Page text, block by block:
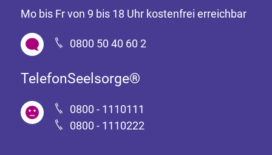
Mo bis Fr von 9 bis 18 Uhr kostenfrei erreichbar
0800 50 40 60 2
TelefonSeelsorge®
0800 - 1110111
0800 - 1110222